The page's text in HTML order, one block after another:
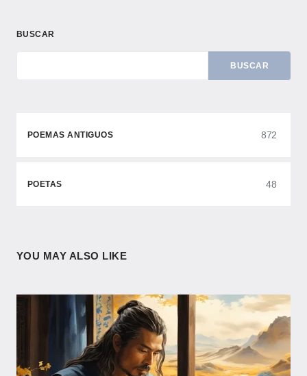
BUSCAR
BUSCAR
POEMAS ANTIGUOS 872
POETAS 48
YOU MAY ALSO LIKE